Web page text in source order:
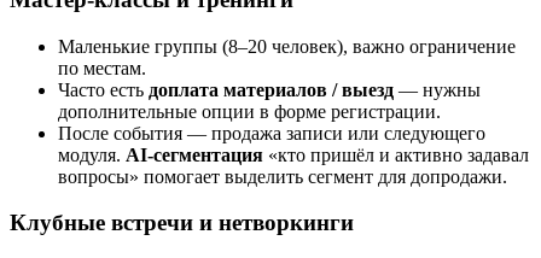
Маленькие группы (8–20 человек), важно ограничение
по местам.
Часто есть доплата материалов / выезд — нужны
дополнительные опции в форме регистрации.
После события — продажа записи или следующего
модуля. AI-сегментация «кто пришёл и активно задавал
вопросы» помогает выделить сегмент для допродажи.
Клубные встречи и нетворкинги